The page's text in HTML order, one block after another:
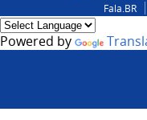
Fala.BR
Powered by